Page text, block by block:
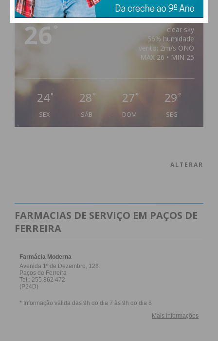
PAÇOS DE FERREIRA
26
clear sky
56% humidade
vento: 2m/s ONO
MAX 26 • MIN 25
24°
SEX
28 °
SÁB
27 °
DOM
29 °
SEG
ALTERAR
FARMACIAS DE SERVIÇO EM PAÇOS DE
FERREIRA